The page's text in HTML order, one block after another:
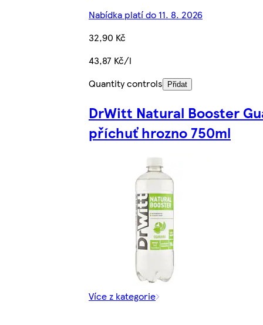
Nabídka platí do 11. 8. 2026
32,90 Kč
43,87 Kč/l
Quantity controls
Přidat
DrWitt Natural Booster
příchuť hrozno 750ml
Více z kategorie